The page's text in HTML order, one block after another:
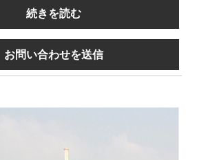
続きを読む
お問い合わせを送信